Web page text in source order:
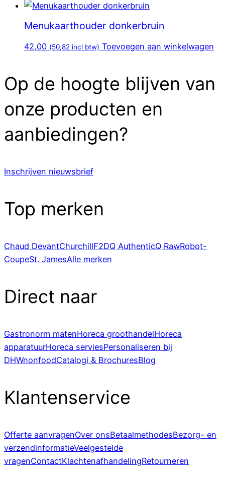
Menukaarthouder donkerbruin
42,00 (50,82 incl btw) Toevoegen aan winkelwagen
Op de hoogte blijven van
onze producten en
aanbiedingen?
Inschrijven nieuwsbrief
Top merken
Chaud DevantChurchillF2DQ AuthenticQ RawRobot-
CoupeSt. JamesAlle merken
Direct naar
Gastronorm matenHoreca groothandelHoreca
apparatuurHoreca serviesPersonaliseren bij
DHWnonfoodCatalogi & BrochuresBlog
Klantenservice
Offerte aanvragenOver onsBetaalmethodesBezorg- en
verzendinformatieVeelgestelde
vragenContactKlachtenafhandelingRetourneren